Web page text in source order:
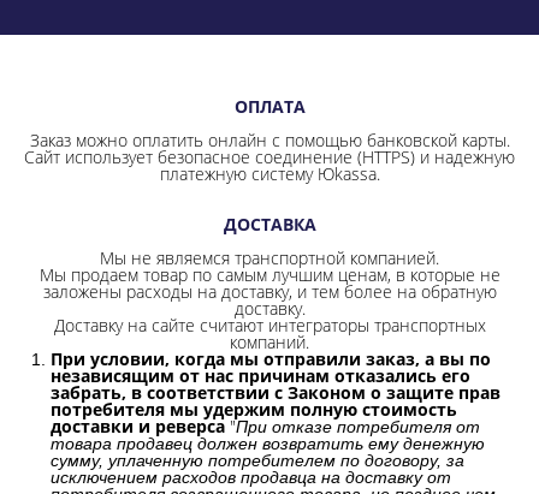
ОПЛАТА
Заказ можно оплатить онлайн с помощью банковской карты.
Сайт использует безопасное соединение (HTTPS) и надежную
платежную систему Юkassa.
ДОСТАВКА
Мы не являемся транспортной компанией.
Мы продаем товар по самым лучшим ценам, в которые не
заложены расходы на доставку, и тем более на обратную
доставку.
Доставку на сайте считают интеграторы транспортных
компаний.
При условии, когда мы отправили заказ, а вы по
независящим от нас причинам отказались его
забрать, в соответствии с Законом о защите прав
потребителя мы удержим полную стоимость
доставки и реверса "При отказе потребителя от
товара продавец должен возвратить ему денежную
сумму, уплаченную потребителем по договору, за
исключением расходов продавца на доставку от